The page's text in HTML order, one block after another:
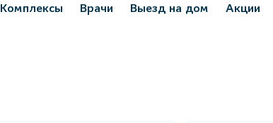
Комплексы Врачи Выезд на дом Акции